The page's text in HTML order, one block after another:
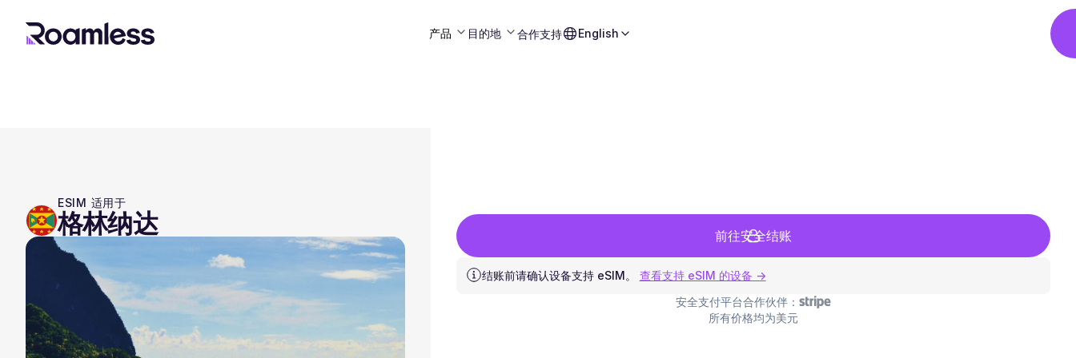
产品 目的地 合作支持 English
ESIM 适用于
格林纳达 前往安全结账
结账前请确认设备支持 eSIM。
查看支持 eSIM 的设备 →
安全支付平台合作伙伴：
所有价格均为美元